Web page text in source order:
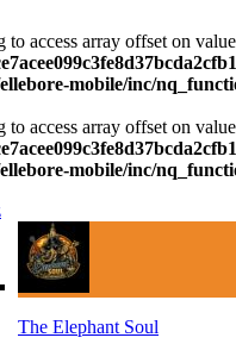
to access array offset on
mobile/inc/
to access array offset on
mobile/inc/
The Elephant Soul